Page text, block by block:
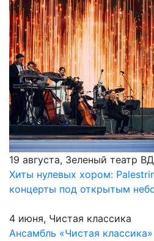
19 августа, Зеленый театр
Хиты нулевых хором:
концерты под открытым
4 июня, Чистая классика
Ансамбль «Чистая